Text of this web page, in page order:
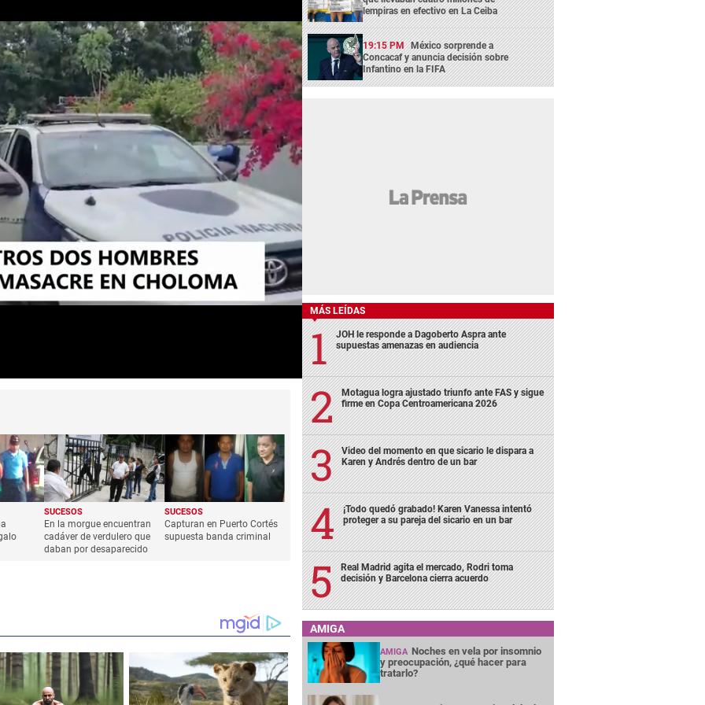
SUCESOS
En la morgue encuentran
cadáver de verdulero que
daban por desaparecido
SUCESOS
Capturan en Puerto Cortés
supuesta banda criminal
lempiras en efectivo en La Ceiba
19:15 PM México sorprende a
Concacaf y anuncia decisión sobre
Infantino en la FIFA
MÁS LEÍDAS
JOH le responde a Dagoberto Aspra ante
supuestas amenazas en audiencia
Motagua logra ajustado triunfo ante FAS y sigue
firme en Copa Centroamericana 2026
Video del momento en que sicario le dispara a
Karen y Andrés dentro de un bar
¡Todo quedó grabado! Karen Vanessa intentó
proteger a su pareja del sicario en un bar
Real Madrid agita el mercado, Rodri toma
decisión y Barcelona cierra acuerdo
AMIGA
AMIGA Noches en vela por insomnio
y preocupación, ¿qué hacer para
tratarlo?